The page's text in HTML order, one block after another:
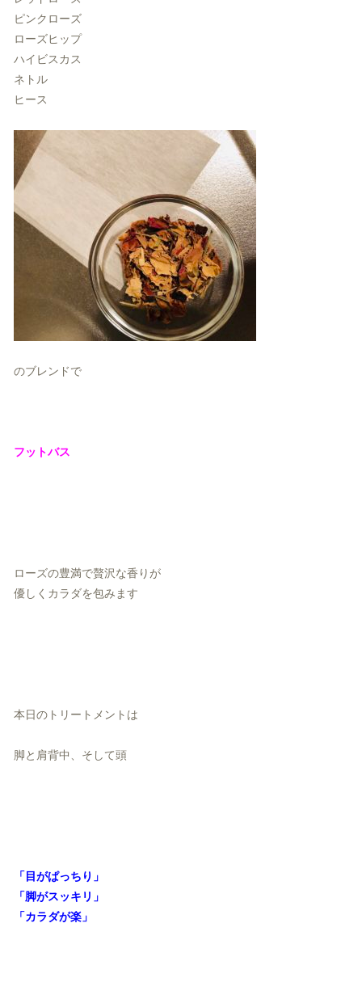
ピンクローズ
ローズヒップ
ハイビスカス
ネトル
ヒース
のブレンドで
フットバス
ローズの豊満で贅沢な香りが
優しくカラダを包みます
本日のトリートメントは
脚と肩背中、そして頭
「目がぱっちり」
「脚がスッキリ」
「カラダが楽」